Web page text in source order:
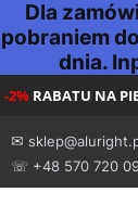
Dla
pobraniem
dnia.
-2% RABATU NA
✉
☏ +48 570 720